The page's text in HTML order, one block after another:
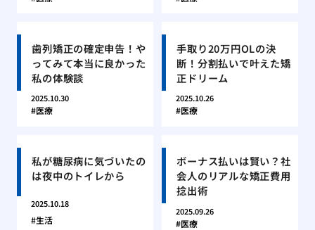
歯列矯正の確定申告！や
ってみて本当に良かった
私の体験談
2025.10.30
医療
手取り20万円OLの決
断！分割払いで叶えた矯
正ドリーム
2025.10.26
医療
私が糖尿病に気づいたの
は夜中のトイレから
2025.10.18
生活
ボーナス払いは賢い？社
会人のリアルな矯正費用
捻出術
2025.09.26
医療